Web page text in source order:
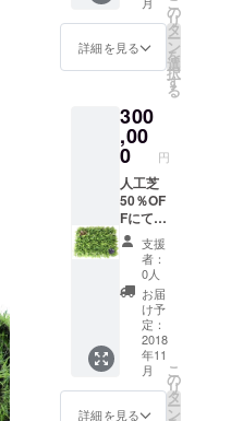
隠し人
工植物6
枚（40
㎝×60
詳細を見る
の
リ
タ
ー
ン
を
選
択
す
る
300
,00
0 円
人工芝
50％OF
Fにてご
提供致
しま
す。
+おしゃ
れな目
隠し人
工植物
15枚
（40㎝
×60㎝/1
枚） ＋
支援
者：
0人
お届
け予
定：
2018
年11
月
詳細を見る
こ
の
リ
タ
ー
ン